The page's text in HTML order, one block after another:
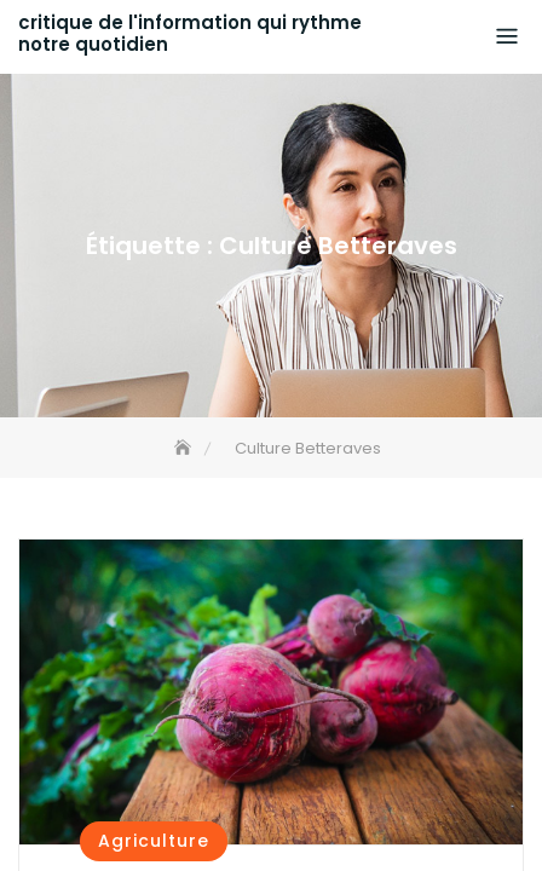
Skip
content
critique de l'information qui rythme
notre quotidien
Étiquette : Culture Betteraves
Culture Betteraves
Agriculture